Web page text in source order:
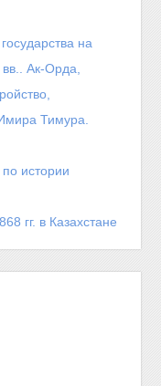
на
Ак-Орда,
Тимура.
истории
гг. в Казахстане